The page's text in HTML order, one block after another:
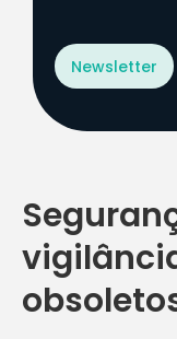
Newsletter